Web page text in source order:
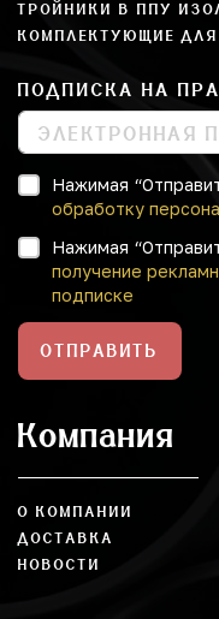
ТРОЙНИКИ В ППУ
КОМПЛЕКТУЮЩИЕ
ПОДПИСКА НА
Нажимая
обработку
Нажимая
получение
подписке
ОТПРАВИТЬ
Компания
О КОМПАНИИ
ДОСТАВКА
НОВОСТИ